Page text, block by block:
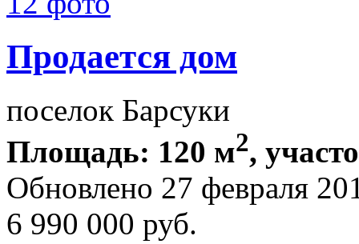
Продается дом
поселок Барсуки
Площадь: 120 м2,
Обновлено 27 февраля
6 990 000 руб.